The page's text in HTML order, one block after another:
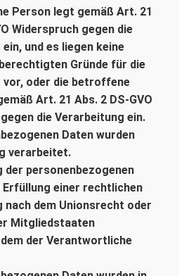
Person legt gemäß Art. 21
Widerspruch gegen die
und es liegen keine
Gründe für die
vor, oder die betroffene
Art. 21 Abs. 2 DS-GVO
die Verarbeitung ein.
Daten wurden
verarbeitet.
der personenbezogenen
einer rechtlichen
nach dem Unionsrecht oder
Mitgliedstaaten
der Verantwortliche